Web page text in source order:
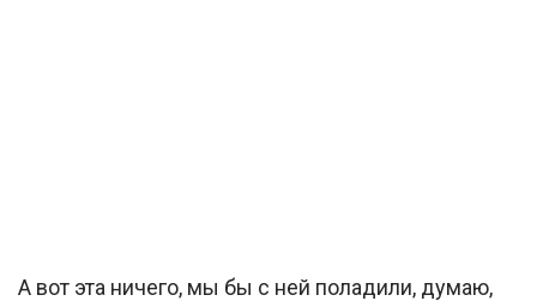
А вот эта ничего, мы бы с ней поладили, думаю,